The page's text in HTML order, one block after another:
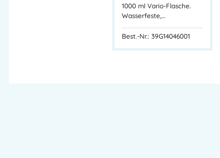
Hautfreundlicher Handreiniger, Reibekörper Olivenkerne,
GREVEN® SOFT U – Starker pastöser Handreiniger mit
1000 ml Vario-Flasche.
Wasserfeste,…
Best.-Nr.: 39G14046001